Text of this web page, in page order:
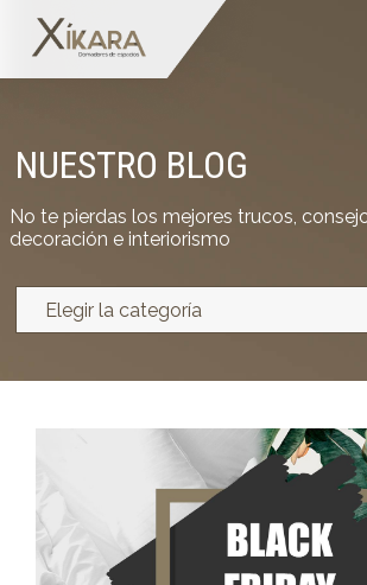
NUESTRO BLOG
No te pierdas los mejores trucos,
decoración e interiorismo